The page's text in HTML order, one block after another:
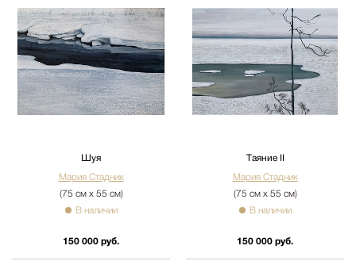
Шуя
Мария Стадник
(75 см х 55 см)
В наличии
150 000 руб.
Таяние II
Мария Стадник
(75 см х 55 см)
В наличии
150 000 руб.